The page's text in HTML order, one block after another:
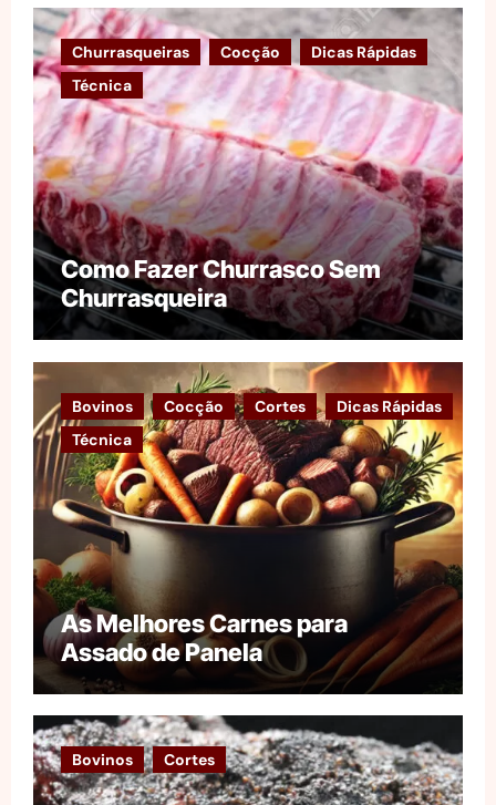
Churrasqueiras Cocção
Dicas Rápidas
Técnica
Como Fazer Churrasco Sem
Churrasqueira
Bovinos Cocção Cortes
Dicas Rápidas
Técnica
As Melhores Carnes para
Assado de Panela
Bovinos Cortes